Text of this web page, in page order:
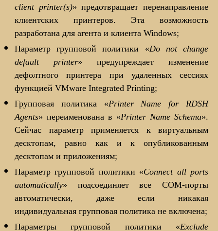
client printer(s)» предотвращает перенаправление
клиентских принтеров. Эта возможность
разработана для агента и клиента Windows;
Параметр групповой политики «Do not change
default printer» предупреждает изменение
дефолтного принтера при удаленных сессиях
функцией VMware Integrated Printing;
Групповая политика «Printer Name for RDSH
Agents» переименована в «Printer Name Schema».
Сейчас параметр применяется к виртуальным
десктопам, равно как и к опубликованным
десктопам и приложениям;
Параметр групповой политики «Connect all ports
automatically» подсоединяет все СОМ-порты
автоматически, даже если никакая
индивидуальная групповая политика не включена;
Параметры групповой политики «Exclude